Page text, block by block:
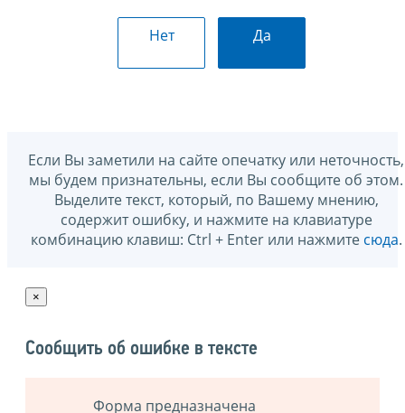
Нет Да
Если Вы заметили на сайте опечатку или неточность,
мы будем признательны, если Вы сообщите об этом.
Выделите текст, который, по Вашему мнению,
содержит ошибку, и нажмите на клавиатуре
комбинацию клавиш: Ctrl + Enter или нажмите сюда.
×
Сообщить об ошибке в тексте
Форма предназначена